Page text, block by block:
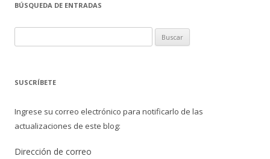
b
o
o
k
er p
ar
ti
BÚSQUEDA DE ENTRADAS
u
c
r
SUSCRÍBETE
Ingrese su correo electrónico para notificarlo de las
actualizaciones de este blog:
Dirección de correo